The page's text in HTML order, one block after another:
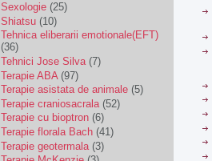
Sexologie (25)
Shiatsu (10)
Tehnica eliberarii emotionale(EFT)
(36)
Tehnici Jose Silva(7)
Terapie ABA (97)
Terapie asistata de animale (5)
Terapie craniosacrala (52)
Terapie cu bioptron (6)
Terapie florala Bach (41)
Terapie geotermala (3)